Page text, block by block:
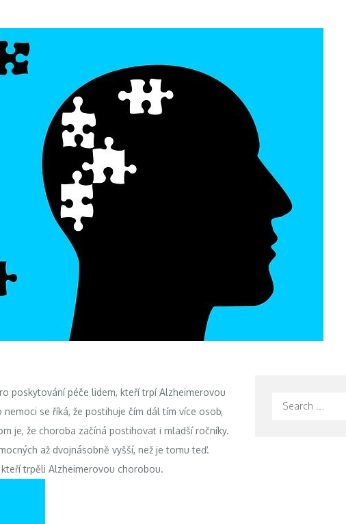
poskytování péče lidem, kteří trpí Alzheimerovou
se říká, že postihuje čím dál tím více osob,
je, že choroba začíná postihovat i mladší ročníky.
až dvojnásobně vyšší, než je tomu teď.
trpěli Alzheimerovou chorobou.
Search